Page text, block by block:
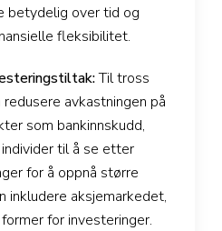
betydelig over tid og
fleksibilitet.
Til tross
avkastningen på
som bankinnskudd,
til å se etter
for å oppnå større
inkludere aksjemarkedet,
for investeringer.